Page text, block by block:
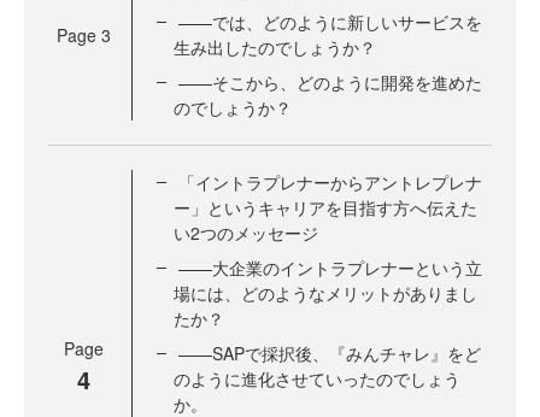
Page 3
——では、どのように新しいサービスを
生み出したのでしょうか？
——そこから、どのように開発を進めた
のでしょうか？
Page
4
「イントラプレナーからアントレプレナ
ー」というキャリアを目指す方へ伝えた
い2つのメッセージ
——大企業のイントラプレナーという立
場には、どのようなメリットがありまし
たか？
——SAPで採択後、『みんチャレ』をど
のように進化させていったのでしょう
か。